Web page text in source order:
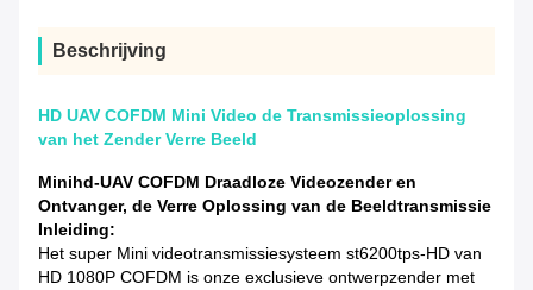
Beschrijving
HD UAV COFDM Mini Video de Transmissieoplossing
van het Zender Verre Beeld
Minihd-UAV COFDM Draadloze Videozender en
Ontvanger, de Verre Oplossing van de Beeldtransmissie
Inleiding:
Het super Mini videotransmissiesysteem st6200tps-HD van
HD 1080P COFDM is onze exclusieve ontwerpzender met